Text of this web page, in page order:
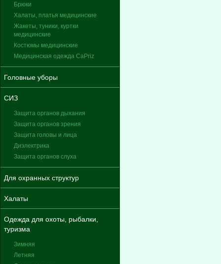
Брюки
Халаты, платья медицинские
Жакеты, туники, куртки
медицинские
Костюмы медицинские
Медицинская одежда CaPriz
Головные уборы
СИЗ
Защита органов дыхания
Защита органов зрения
Защита головы и лица
Диэлектрика
Защита органов слуха
Для охранных структур
Халаты
Одежда для охоты, рыбалки,
туризма
Зимняя
Летняя